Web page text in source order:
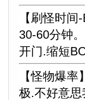
【刷怪时
30-60分钟
开门.缩短
【怪物爆
极.不好意